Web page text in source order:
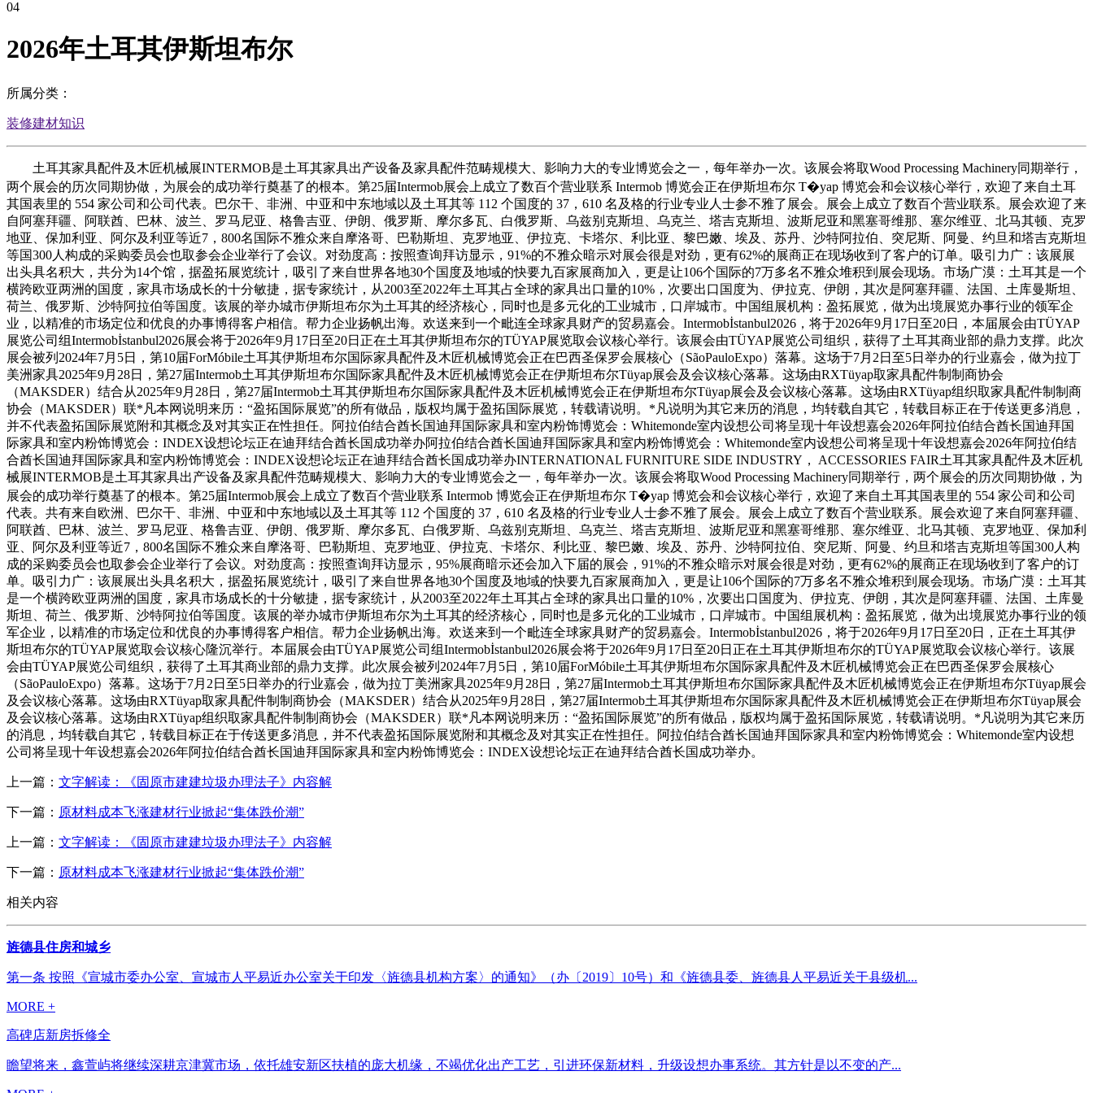
04
2026年土耳其伊斯坦布尔
所属分类：
装修建材知识
土耳其家具配件及木匠机械展INTERMOB是土耳其家具出产设备及家具配件范畴规模大、影响力大的专业博览会之一，每年举办一次。该展会将取Wood Processing Machinery同期举行，
两个展会的历次同期协做，为展会的成功举行奠基了的根本。第25届Intermob展会上成立了数百个营业联系 Intermob 博览会正在伊斯坦布尔 T�yap 博览会和会议核心举行，欢迎了来自土耳
其国表里的 554 家公司和公司代表。巴尔干、非洲、中亚和中东地域以及土耳其等 112 个国度的 37，610 名及格的行业专业人士参不雅了展会。展会上成立了数百个营业联系。展会欢迎了来
自阿塞拜疆、阿联酋、巴林、波兰、罗马尼亚、格鲁吉亚、伊朗、俄罗斯、摩尔多瓦、白俄罗斯、乌兹别克斯坦、乌克兰、塔吉克斯坦、波斯尼亚和黑塞哥维那、塞尔维亚、北马其顿、克罗
地亚、保加利亚、阿尔及利亚等近7，800名国际不雅众来自摩洛哥、巴勒斯坦、克罗地亚、伊拉克、卡塔尔、利比亚、黎巴嫩、埃及、苏丹、沙特阿拉伯、突尼斯、阿曼、约旦和塔吉克斯坦
等国300人构成的采购委员会也取参会企业举行了会议。对劲度高：按照查询拜访显示，91%的不雅众暗示对展会很是对劲，更有62%的展商正在现场收到了客户的订单。吸引力广：该展展
出头具名积大，共分为14个馆，据盈拓展览统计，吸引了来自世界各地30个国度及地域的快要九百家展商加入，更是让106个国际的7万多名不雅众堆积到展会现场。市场广漠：土耳其是一个
横跨欧亚两洲的国度，家具市场成长的十分敏捷，据专家统计，从2003至2022年土耳其占全球的家具出口量的10%，次要出口国度为、伊拉克、伊朗，其次是阿塞拜疆、法国、土库曼斯坦、
荷兰、俄罗斯、沙特阿拉伯等国度。该展的举办城市伊斯坦布尔为土耳其的经济核心，同时也是多元化的工业城市，口岸城市。中国组展机构：盈拓展览，做为出境展览办事行业的领军企
业，以精准的市场定位和优良的办事博得客户相信。帮力企业扬帆出海。欢送来到一个毗连全球家具财产的贸易嘉会。Intermobİstanbul2026，将于2026年9月17日至20日，本届展会由TÜYAP
展览公司组Intermobİstanbul2026展会将于2026年9月17日至20日正在土耳其伊斯坦布尔的TÜYAP展览取会议核心举行。该展会由TÜYAP展览公司组织，获得了土耳其商业部的鼎力支撑。此次
展会被列2024年7月5日，第10届ForMóbile土耳其伊斯坦布尔国际家具配件及木匠机械博览会正在巴西圣保罗会展核心（SãoPauloExpo）落幕。这场于7月2日至5日举办的行业嘉会，做为拉丁
美洲家具2025年9月28日，第27届Intermob土耳其伊斯坦布尔国际家具配件及木匠机械博览会正在伊斯坦布尔Tüyap展会及会议核心落幕。这场由RXTüyap取家具配件制制商协会
（MAKSDER）结合从2025年9月28日，第27届Intermob土耳其伊斯坦布尔国际家具配件及木匠机械博览会正在伊斯坦布尔Tüyap展会及会议核心落幕。这场由RXTüyap组织取家具配件制制商
协会（MAKSDER）联*凡本网说明来历：“盈拓国际展览”的所有做品，版权均属于盈拓国际展览，转载请说明。*凡说明为其它来历的消息，均转载自其它，转载目标正在于传送更多消息，
并不代表盈拓国际展览附和其概念及对其实正在性担任。阿拉伯结合酋长国迪拜国际家具和室内粉饰博览会：Whitemonde室内设想公司将呈现十年设想嘉会2026年阿拉伯结合酋长国迪拜国
际家具和室内粉饰博览会：INDEX设想论坛正在迪拜结合酋长国成功举办阿拉伯结合酋长国迪拜国际家具和室内粉饰博览会：Whitemonde室内设想公司将呈现十年设想嘉会2026年阿拉伯结
合酋长国迪拜国际家具和室内粉饰博览会：INDEX设想论坛正在迪拜结合酋长国成功举办INTERNATIONAL FURNITURE SIDE INDUSTRY， ACCESSORIES FAIR土耳其家具配件及木匠机
械展INTERMOB是土耳其家具出产设备及家具配件范畴规模大、影响力大的专业博览会之一，每年举办一次。该展会将取Wood Processing Machinery同期举行，两个展会的历次同期协做，为
展会的成功举行奠基了的根本。第25届Intermob展会上成立了数百个营业联系 Intermob 博览会正在伊斯坦布尔 T�yap 博览会和会议核心举行，欢迎了来自土耳其国表里的 554 家公司和公司
代表。共有来自欧洲、巴尔干、非洲、中亚和中东地域以及土耳其等 112 个国度的 37，610 名及格的行业专业人士参不雅了展会。展会上成立了数百个营业联系。展会欢迎了来自阿塞拜疆、
阿联酋、巴林、波兰、罗马尼亚、格鲁吉亚、伊朗、俄罗斯、摩尔多瓦、白俄罗斯、乌兹别克斯坦、乌克兰、塔吉克斯坦、波斯尼亚和黑塞哥维那、塞尔维亚、北马其顿、克罗地亚、保加利
亚、阿尔及利亚等近7，800名国际不雅众来自摩洛哥、巴勒斯坦、克罗地亚、伊拉克、卡塔尔、利比亚、黎巴嫩、埃及、苏丹、沙特阿拉伯、突尼斯、阿曼、约旦和塔吉克斯坦等国300人构
成的采购委员会也取参会企业举行了会议。对劲度高：按照查询拜访显示，95%展商暗示还会加入下届的展会，91%的不雅众暗示对展会很是对劲，更有62%的展商正在现场收到了客户的订
单。吸引力广：该展展出头具名积大，据盈拓展览统计，吸引了来自世界各地30个国度及地域的快要九百家展商加入，更是让106个国际的7万多名不雅众堆积到展会现场。市场广漠：土耳其
是一个横跨欧亚两洲的国度，家具市场成长的十分敏捷，据专家统计，从2003至2022年土耳其占全球的家具出口量的10%，次要出口国度为、伊拉克、伊朗，其次是阿塞拜疆、法国、土库曼
斯坦、荷兰、俄罗斯、沙特阿拉伯等国度。该展的举办城市伊斯坦布尔为土耳其的经济核心，同时也是多元化的工业城市，口岸城市。中国组展机构：盈拓展览，做为出境展览办事行业的领
军企业，以精准的市场定位和优良的办事博得客户相信。帮力企业扬帆出海。欢送来到一个毗连全球家具财产的贸易嘉会。Intermobİstanbul2026，将于2026年9月17日至20日，正在土耳其伊
斯坦布尔的TÜYAP展览取会议核心隆沉举行。本届展会由TÜYAP展览公司组Intermobİstanbul2026展会将于2026年9月17日至20日正在土耳其伊斯坦布尔的TÜYAP展览取会议核心举行。该展
会由TÜYAP展览公司组织，获得了土耳其商业部的鼎力支撑。此次展会被列2024年7月5日，第10届ForMóbile土耳其伊斯坦布尔国际家具配件及木匠机械博览会正在巴西圣保罗会展核心
（SãoPauloExpo）落幕。这场于7月2日至5日举办的行业嘉会，做为拉丁美洲家具2025年9月28日，第27届Intermob土耳其伊斯坦布尔国际家具配件及木匠机械博览会正在伊斯坦布尔Tüyap展会
及会议核心落幕。这场由RXTüyap取家具配件制制商协会（MAKSDER）结合从2025年9月28日，第27届Intermob土耳其伊斯坦布尔国际家具配件及木匠机械博览会正在伊斯坦布尔Tüyap展会
及会议核心落幕。这场由RXTüyap组织取家具配件制制商协会（MAKSDER）联*凡本网说明来历：“盈拓国际展览”的所有做品，版权均属于盈拓国际展览，转载请说明。*凡说明为其它来历
的消息，均转载自其它，转载目标正在于传送更多消息，并不代表盈拓国际展览附和其概念及对其实正在性担任。阿拉伯结合酋长国迪拜国际家具和室内粉饰博览会：Whitemonde室内设想
公司将呈现十年设想嘉会2026年阿拉伯结合酋长国迪拜国际家具和室内粉饰博览会：INDEX设想论坛正在迪拜结合酋长国成功举办。
上一篇： 文字解读：《固原市建建垃圾办理法子》内容解
下一篇： 原材料成本飞涨建材行业掀起“集体跌价潮”
上一篇： 文字解读：《固原市建建垃圾办理法子》内容解
下一篇： 原材料成本飞涨建材行业掀起“集体跌价潮”
相关内容
旌德县住房和城乡
第一条 按照《宣城市委办公室、宣城市人平易近办公室关于印发〈旌德县机构方案〉的通知》（办〔2019〕10号）和《旌德县委、旌德县人平易近关于县级机...
MORE +
高碑店新房拆修全
瞻望将来，鑫萱屿将继续深耕京津冀市场，依托雄安新区扶植的庞大机缘，不竭优化出产工艺，引进环保新材料，升级设想办事系统。其方针是以不变的产...